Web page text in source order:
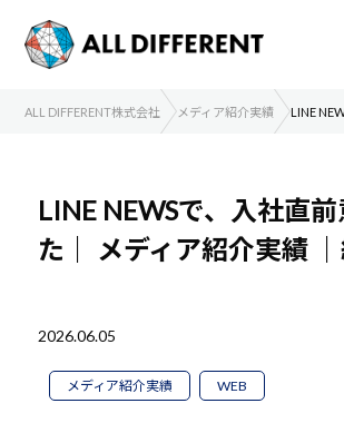
ALL DIFFERENT株式会社 メディア紹介実績 LINE
LINE NEWSで、入社直
た｜ メディア紹介実績
2026.06.05
メディア紹介実績 WEB